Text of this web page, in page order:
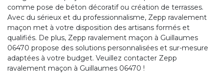
comme pose de béton décoratif ou création de terrasses.
Avec du sérieux et du professionnalisme, Zepp ravalement
maçon met à votre disposition des artisans formés et
qualifiés. De plus, Zepp ravalement maçon à Guillaumes
06470 propose des solutions personnalisées et sur-mesure
adaptées à votre budget. Veuillez contacter Zepp
ravalement maçon à Guillaumes 06470 !